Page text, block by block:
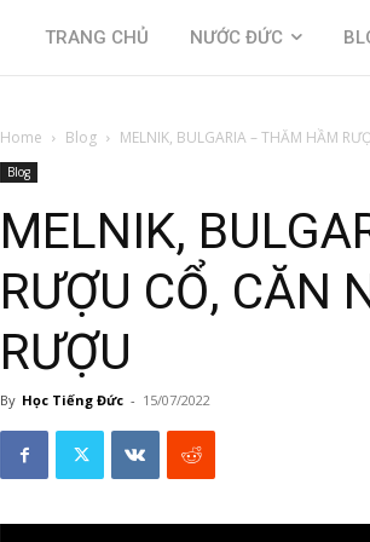
TRANG CHỦ NƯỚC ĐỨC
Home Blog MELNIK, BULGARIA – THĂM HẦM
Blog
MELNIK,
RƯỢU CỔ, CĂN
RƯỢU
By Học Tiếng Đức - 15/07/2022